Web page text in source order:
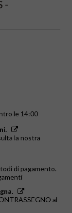
-
le 14:00
la nostra
di pagamento.
al